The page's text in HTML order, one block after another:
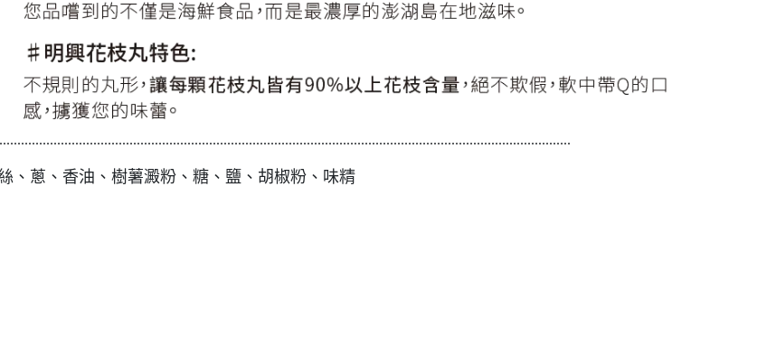
、蔥、香油、樹薯澱粉、糖、鹽、胡椒粉、味精